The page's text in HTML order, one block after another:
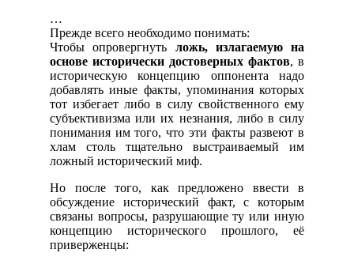
…
Прежде всего необходимо понимать:
Чтобы опровергнуть ложь, излагаемую на
основе исторически достоверных фактов, в
историческую концепцию оппонента надо
добавлять иные факты, упоминания которых
тот избегает либо в силу свойственного ему
субъективизма или их незнания, либо в силу
понимания им того, что эти факты развеют в
хлам столь тщательно выстраиваемый им
ложный исторический миф.
Но после того, как предложено ввести в
обсуждение исторический факт, с которым
связаны вопросы, разрушающие ту или иную
концепцию исторического прошлого, её
приверженцы: